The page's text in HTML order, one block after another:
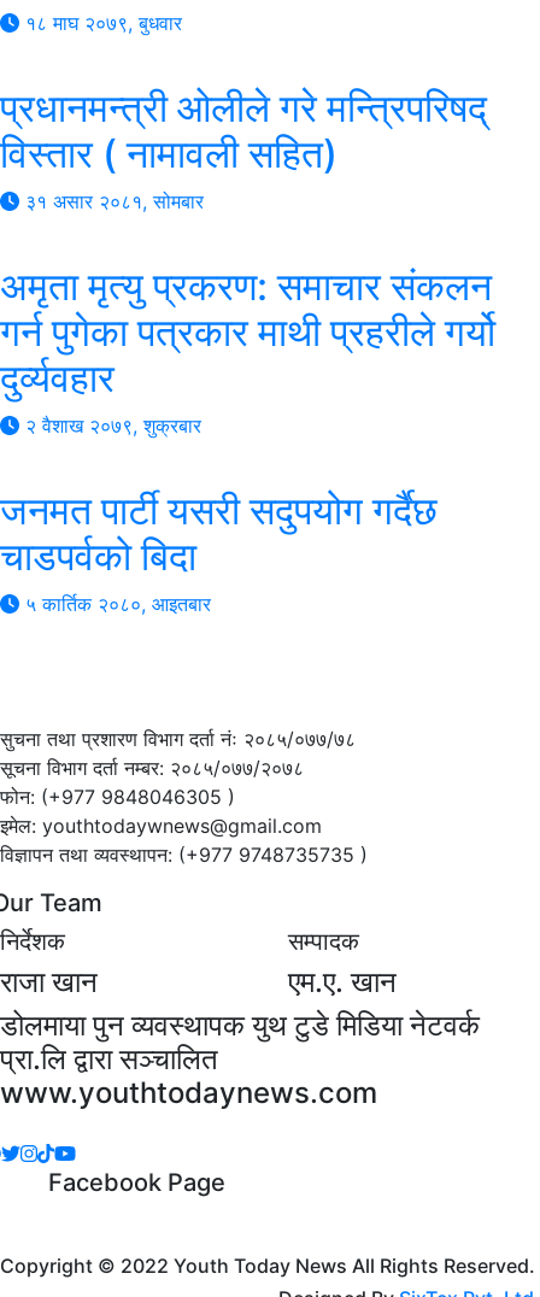
१८ माघ २०७९, बुधवार
प्रधानमन्त्री ओलीले गरे मन्त्रिपरिषद्
विस्तार ( नामावली सहित)
३१ असार २०८१, सोमबार
अमृता मृत्यु प्रकरण: समाचार संकलन
गर्न पुगेका पत्रकार माथी प्रहरीले गर्यो
दुर्व्यवहार
२ वैशाख २०७९, शुक्रबार
जनमत पार्टी यसरी सदुपयोग गर्दैछ
चाडपर्वको बिदा
५ कार्तिक २०८०, आइतबार
सुचना तथा प्रशारण विभाग दर्ता नंः २०८५/०७७/७८
सूचना विभाग दर्ता नम्बर: २०८५/०७७/२०७८
फोन: (+977 9848046305 )
इमेल: youthtodaywnews@gmail.com
विज्ञापन तथा व्यवस्थापन: (+977 9748735735 )
Team
निर्देशक
राजा खान
सम्पादक
एम.ए. खान
डोलमाया पुन व्यवस्थापक युथ टुडे मिडिया नेटवर्क
प्रा.लि द्वारा सञ्चालित
www.youthtodaynews.com
Facebook Page
Copyright © 2022 Youth Today News All Rights Reserved.